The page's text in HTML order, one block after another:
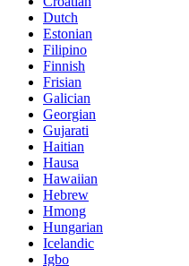
Dutch
Estonian
Filipino
Finnish
Frisian
Galician
Georgian
Gujarati
Haitian
Hausa
Hawaiian
Hebrew
Hmong
Hungarian
Icelandic
Igbo